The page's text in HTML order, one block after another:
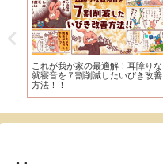
これが我が家の最適解！耳障りな
就寝音を７割削減したいびき改善
方法！！